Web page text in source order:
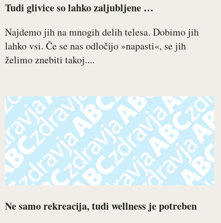
Tudi glivice so lahko zaljubljene …
Najdemo jih na mnogih delih telesa. Dobimo jih
lahko vsi. Če se nas odločijo »napasti«, se jih
želimo znebiti takoj....
Ne samo rekreacija, tudi wellness je potreben